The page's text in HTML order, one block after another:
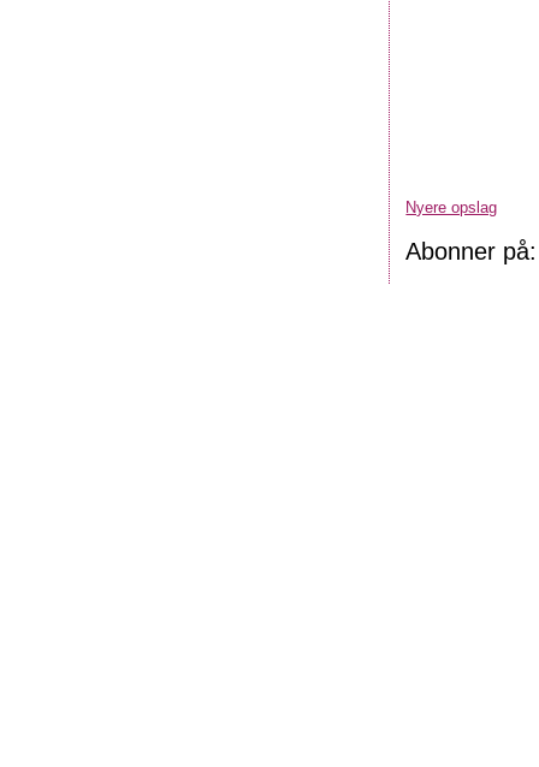
Nyere opslag
Abonner